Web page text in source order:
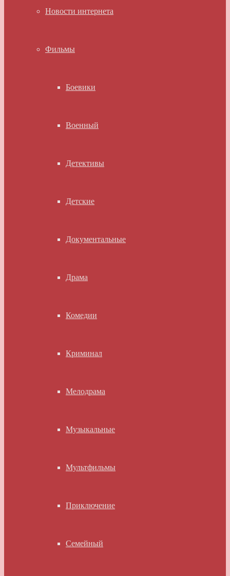
Новости интернета
Фильмы
Боевики
Военный
Детективы
Детские
Документальные
Драма
Комедии
Криминал
Мелодрама
Музыкальные
Мультфильмы
Приключение
Семейный